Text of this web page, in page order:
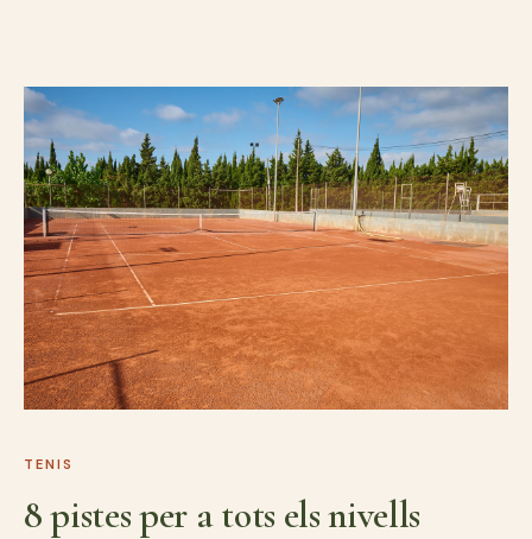
TENIS
8 pistes per a tots els nivells